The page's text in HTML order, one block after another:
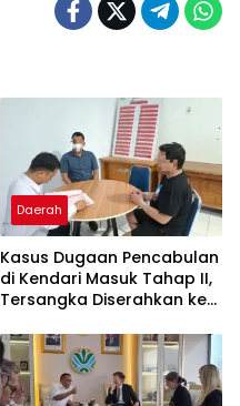
Daerah
Kasus Dugaan Pencabulan
di Kendari Masuk Tahap II,
Tersangka Diserahkan ke